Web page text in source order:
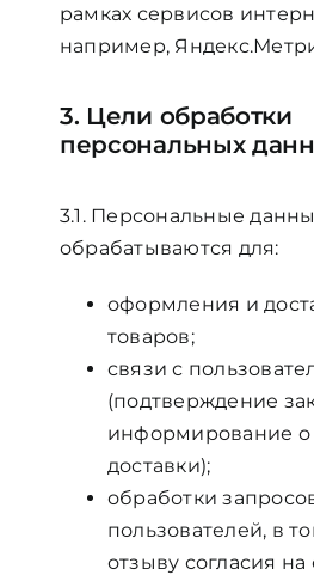
рамках сервисов
например,
3. Цели обработки
персональных
3.1. Персональные
обрабатываются для:
оформления и
товаров;
связи с
(подтверждение
информирование о
доставки);
обработки
пользователей, в
отзыву согласия на